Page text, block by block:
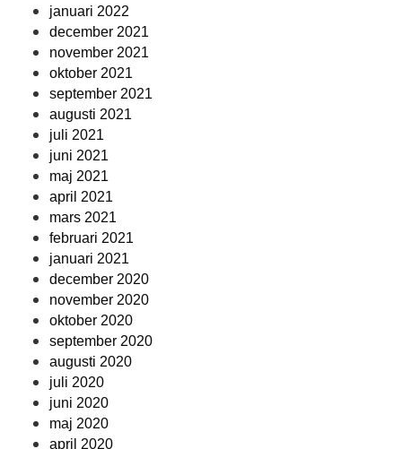
januari 2022
december 2021
november 2021
oktober 2021
september 2021
augusti 2021
juli 2021
juni 2021
maj 2021
april 2021
mars 2021
februari 2021
januari 2021
december 2020
november 2020
oktober 2020
september 2020
augusti 2020
juli 2020
juni 2020
maj 2020
april 2020